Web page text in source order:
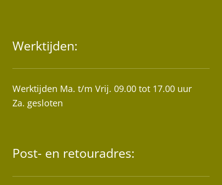
Werktijden:
Werktijden Ma. t/m Vrij. 09.00 tot 17.00 uur
Za. gesloten
Post- en retouradres: